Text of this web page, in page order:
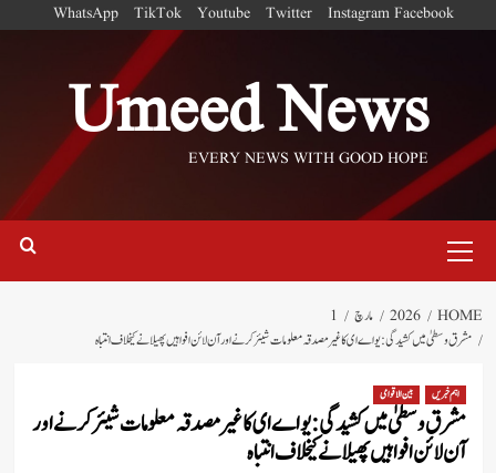
Facebook
Instagram
Twitter
Youtube
TikTok
WhatsApp
Umeed News
EVERY NEWS WITH GOOD HOPE
Menu
HOME
2026 مارچ
1
مشرق وسطیٰ میں کشیدگی: یو اے ای کا غیر مصدقہ معلومات شیئر کرنے اور آن لائن افواہیں پھیلانے کیخلاف انتباہ
اہم خبریں بین الاقوامی
مشرق وسطیٰ میں کشیدگی: یو اے ای کا غیر مصدقہ معلومات شیئر کرنے اور
آن لائن افواہیں پھیلانے کیخلاف انتباہ